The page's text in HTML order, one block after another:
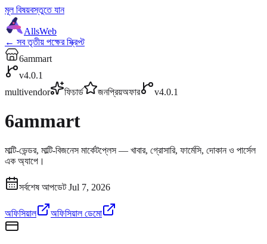
মূল বিষয়বস্তুতে যান
AllsWeb
← সব তৃতীয় পক্ষের স্ক্রিপ্ট
6ammart
v4.0.1
multivendor
ফিচার্ড জনপ্রিয়অফার v4.0.1
6ammart
মাল্টি-ভেন্ডর, মাল্টি-বিজনেস মার্কেটপ্লেস — খাবার, গ্রোসারি, ফার্মেসি, দোকান ও পার্সেল
এক অ্যাপে।
সর্বশেষ আপডেট Jul 7, 2026
অফিসিয়াল অফিসিয়াল ডেমো